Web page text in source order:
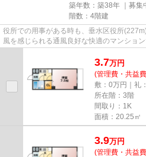
築年数：築38年 ｜募集
階数：4階建
役所での用事がある時も、垂水区役所
風を感じられる通風良好な快適のマンショ
3.7万円
(管理費・共益
敷：0万円｜礼
所在階：3階
間取り：1K
面積：20.25㎡
3.9万円
(管理費・共益